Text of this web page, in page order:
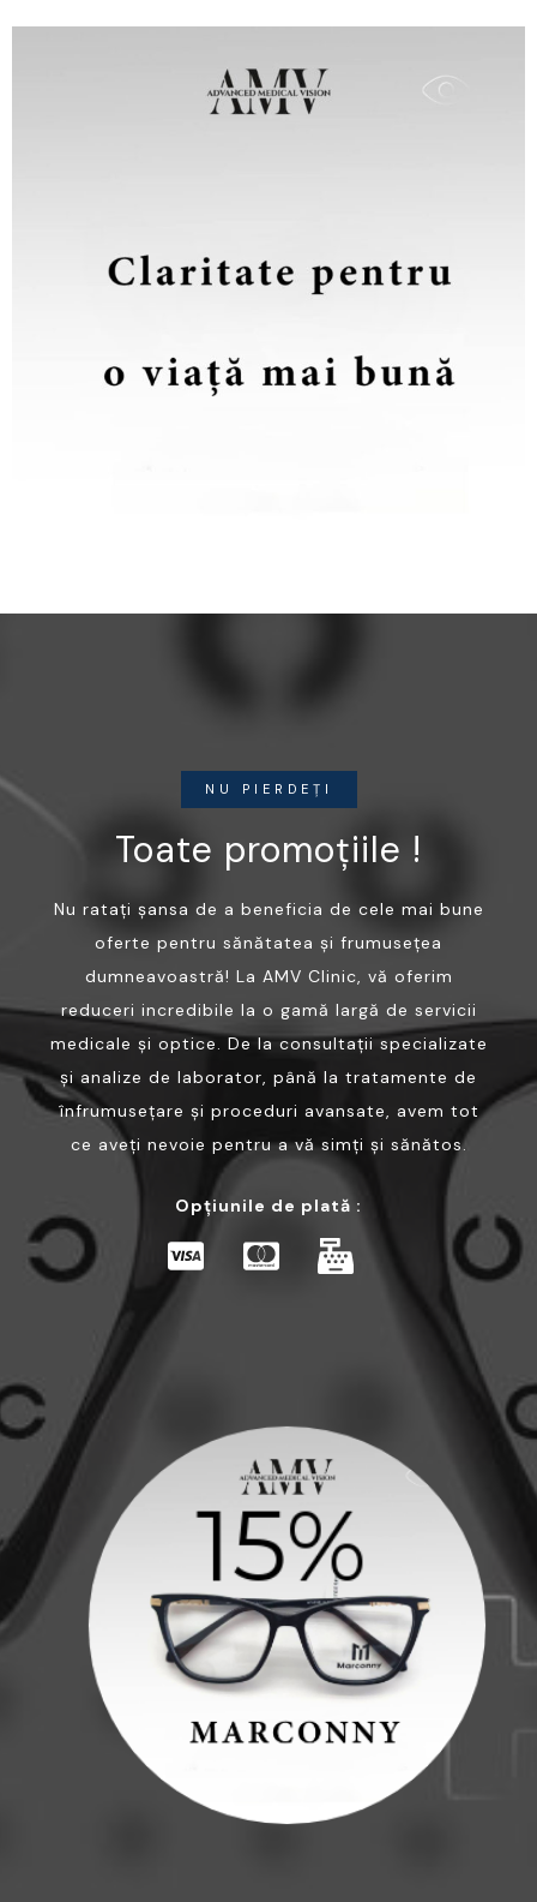
NU PIERDEȚI
Toate promoțiile !
Nu ratați șansa de a beneficia de cele mai bune
oferte pentru sănătatea și frumusețea
dumneavoastră! La AMV Clinic, vă oferim
reduceri incredibile la o gamă largă de servicii
medicale și optice. De la consultații specializate
și analize de laborator, până la tratamente de
înfrumusețare și proceduri avansate, avem tot
ce aveți nevoie pentru a vă simți și sănătos.
Opțiunile de plată :
15%